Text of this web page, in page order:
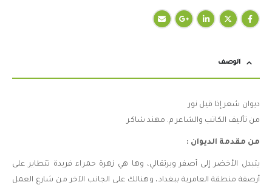
الوصف
ديوان شعر إذا قيل نور
من تأليف الكاتب والشاعر م. مهند شاكر
من مقدمة الديوان :
يتبدل الأخضر إلى أصفر وبرتقالي، وها هي زهرة حمراء فريدة تتطاير على
أرصفة منطقة العامرية ببغداد، وهنالك على الجانب الآخر من شارع العمل